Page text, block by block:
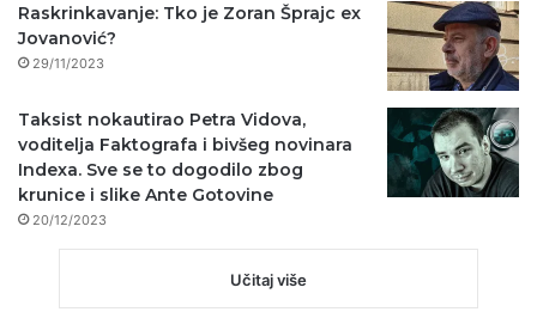
Raskrinkavanje: Tko je Zoran Šprajc ex
Jovanović?
29/11/2023
Taksist nokautirao Petra Vidova,
voditelja Faktografa i bivšeg novinara
Indexa. Sve se to dogodilo zbog
krunice i slike Ante Gotovine
20/12/2023
Učitaj više